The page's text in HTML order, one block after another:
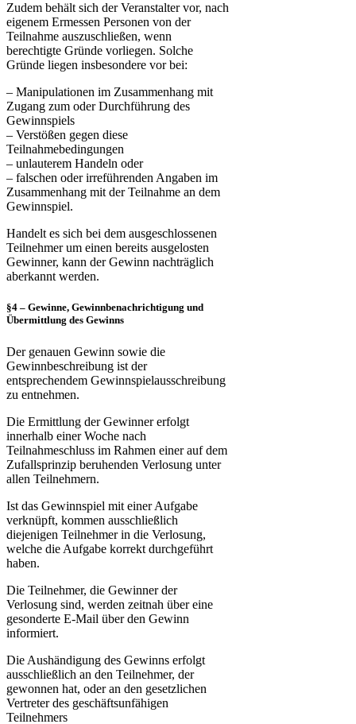
Zudem behält sich der Veranstalter vor, nach
eigenem Ermessen Personen von der
Teilnahme auszuschließen, wenn
berechtigte Gründe vorliegen. Solche
Gründe liegen insbesondere vor bei:
– Manipulationen im Zusammenhang mit
Zugang zum oder Durchführung des
Gewinnspiels
– Verstößen gegen diese
Teilnahmebedingungen
– unlauterem Handeln oder
– falschen oder irreführenden Angaben im
Zusammenhang mit der Teilnahme an dem
Gewinnspiel.
Handelt es sich bei dem ausgeschlossenen
Teilnehmer um einen bereits ausgelosten
Gewinner, kann der Gewinn nachträglich
aberkannt werden.
§4 – Gewinne, Gewinnbenachrichtigung und
Übermittlung des Gewinns
Der genauen Gewinn sowie die
Gewinnbeschreibung ist der
entsprechendem Gewinnspielausschreibung
zu entnehmen.
Die Ermittlung der Gewinner erfolgt
innerhalb einer Woche nach
Teilnahmeschluss im Rahmen einer auf dem
Zufallsprinzip beruhenden Verlosung unter
allen Teilnehmern.
Ist das Gewinnspiel mit einer Aufgabe
verknüpft, kommen ausschließlich
diejenigen Teilnehmer in die Verlosung,
welche die Aufgabe korrekt durchgeführt
haben.
Die Teilnehmer, die Gewinner der
Verlosung sind, werden zeitnah über eine
gesonderte E-Mail über den Gewinn
informiert.
Die Aushändigung des Gewinns erfolgt
ausschließlich an den Teilnehmer, der
gewonnen hat, oder an den gesetzlichen
Vertreter des geschäftsunfähigen
Teilnehmers